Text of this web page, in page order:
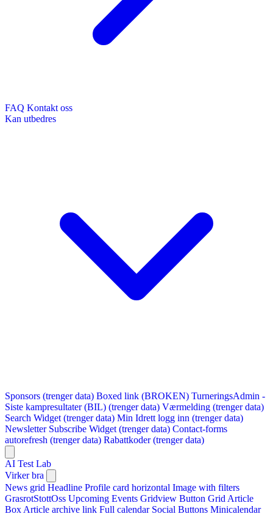
FAQ Kontakt oss
Kan utbedres
Sponsors (trenger data) Boxed link (BROKEN) TurneringsAdmin -
Siste kampresultater (BIL) (trenger data) Værmelding (trenger data)
Search Widget (trenger data) Min Idrett logg inn (trenger data)
Newsletter Subscribe Widget (trenger data) Contact-forms
autorefresh (trenger data) Rabattkoder (trenger data)
AI Test Lab
Virker bra
News grid Headline Profile card horizontal Image with filters
GrasrotStottOss Upcoming Events Gridview Button Grid Article
Box Article archive link Full calendar Social Buttons Minicalendar